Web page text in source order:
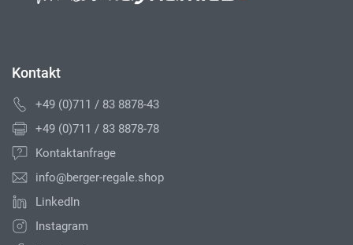
Kontakt
+49 (0)711 / 83 8878-43
+49 (0)711 / 83 8878-78
Kontaktanfrage
info@berger-regale.shop
LinkedIn
Instagram